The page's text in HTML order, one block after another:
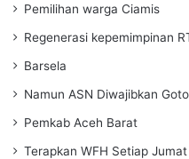
Pemilihan warga Ciamis
Regenerasi kepemimpinan
Barsela
Namun ASN Diwajibkan
Pemkab Aceh Barat
Terapkan WFH Setiap Jumat